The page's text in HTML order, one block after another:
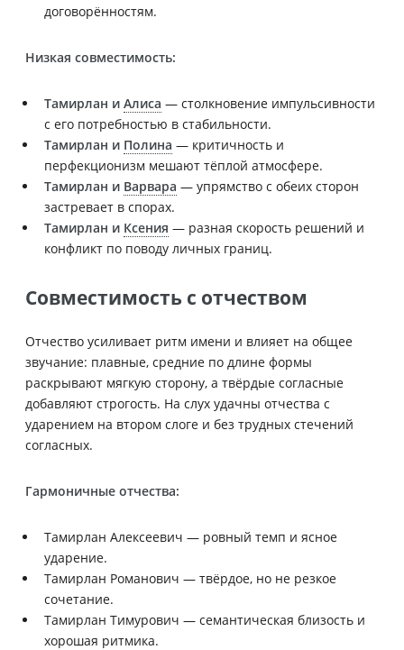
договорённостям.
Низкая совместимость:
Тамирлан и Алиса — столкновение импульсивности
с его потребностью в стабильности.
Тамирлан и Полина — критичность и
перфекционизм мешают тёплой атмосфере.
Тамирлан и Варвара — упрямство с обеих сторон
застревает в спорах.
Тамирлан и Ксения — разная скорость решений и
конфликт по поводу личных границ.
Совместимость с отчеством
Отчество усиливает ритм имени и влияет на общее
звучание: плавные, средние по длине формы
раскрывают мягкую сторону, а твёрдые согласные
добавляют строгость. На слух удачны отчества с
ударением на втором слоге и без трудных стечений
согласных.
Гармоничные отчества:
Тамирлан Алексеевич — ровный темп и ясное
ударение.
Тамирлан Романович — твёрдое, но не резкое
сочетание.
Тамирлан Тимурович — семантическая близость и
хорошая ритмика.